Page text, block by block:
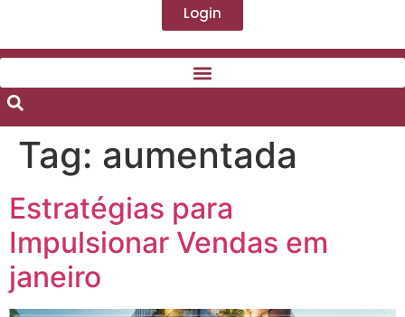
Login
Tag: aumentada
Estratégias para
Impulsionar Vendas em
janeiro